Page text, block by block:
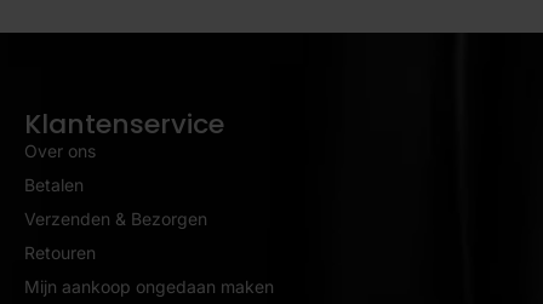
Klantenservice
Over ons
Betalen
Verzenden & Bezorgen
Retouren
Mijn aankoop ongedaan maken